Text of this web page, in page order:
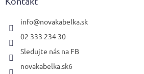
info@novakabelka.sk
02 333 234 30
Sledujte nás na FB
novakabelka.sk6